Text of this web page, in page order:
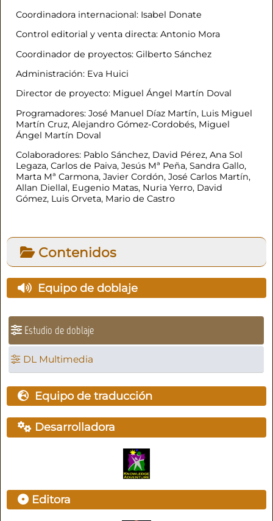
Coordinadora internacional: Isabel Donate
Control editorial y venta directa: Antonio Mora
Coordinador de proyectos: Gilberto Sánchez
Administración: Eva Huici
Director de proyecto: Miguel Ángel Martín Doval
Programadores: José Manuel Díaz Martín, Luis Miguel
Martín Cruz, Alejandro Gómez-Cordobés, Miguel
Ángel Martín Doval
Colaboradores: Pablo Sánchez, David Pérez, Ana Sol
Legaza, Carlos de Paiva, Jesús Mª Peña, Sandra Gallo,
Marta Mª Carmona, Javier Cordón, José Carlos Martín,
Allan Diellal, Eugenio Matas, Nuria Yerro, David
Gómez, Luis Orveta, Mario de Castro
Contenidos
Equipo de doblaje
Estudio de doblaje
DL Multimedia
Equipo de traducción
Desarrolladora
Editora